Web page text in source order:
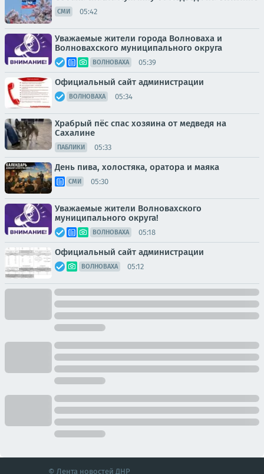
СМИ 05:42
Уважаемые жители города Волноваха и
Волновахского муниципального округа
ВОЛНОВАХА 05:39
Официальный сайт администрации
ВОЛНОВАХА 05:34
Храбрый пёс спас хозяина от медведя на
Сахалине
ПАБЛИКИ 05:33
День пива, холостяка, оратора и маяка
СМИ 05:30
Уважаемые жители Волновахского
муниципального округа!
ВОЛНОВАХА 05:18
Официальный сайт администрации
ВОЛНОВАХА 05:12
© Лента новостей ДНР